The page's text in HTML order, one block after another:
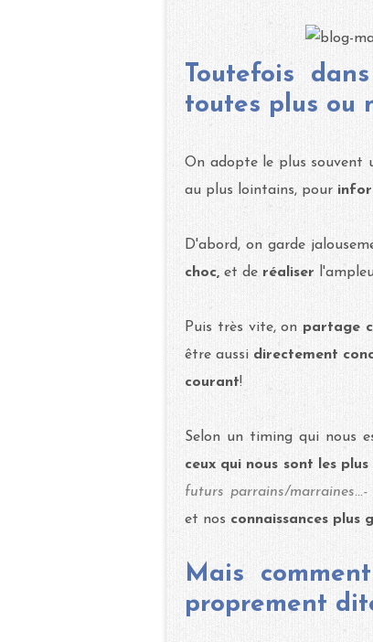
Toutefois
toutes plus ou
On adopte le plus souvent
au plus lointains, pour
D'abord, on garde
choc, et de réaliser
Puis très vite, on partage
être aussi directement
courant!
Selon un timing qui nous
ceux qui nous sont les plus
futurs parrains/marraines...-
et nos connaissances plus
Mais
proprement